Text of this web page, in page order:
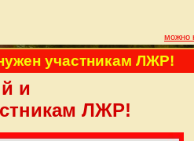
можно
участникам ЛЖР!
и
ЛЖР!